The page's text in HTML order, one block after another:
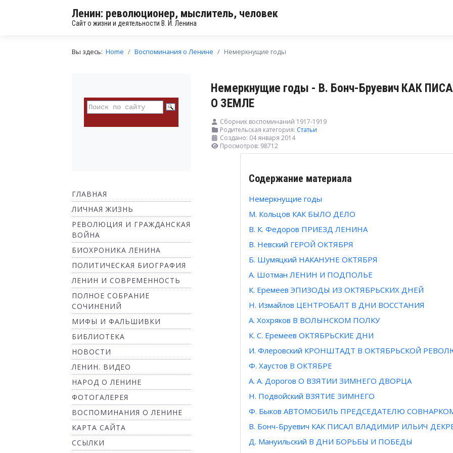
Ленин: революционер, мыслитель, человек
Сайт о жизни и деятельности В. И. Ленина
Вы здесь: Home Воспоминания о Ленине Немеркнущие годы
ГЛАВНАЯ
ЛИЧНАЯ ЖИЗНЬ
РЕВОЛЮЦИЯ И ГРАЖДАНСКАЯ
ВОЙНА
БИОХРОНИКА ЛЕНИНА
ПОЛИТИЧЕСКАЯ БИОГРАФИЯ
ЛЕНИН И СОВРЕМЕННОСТЬ
ПОЛНОЕ СОБРАНИЕ
СОЧИНЕНИЙ
МИФЫ И ФАЛЬШИВКИ
БИБЛИОТЕКА
НОВОСТИ
ЛЕНИН. ВИДЕО
НАРОД О ЛЕНИНЕ
ФОТОГАЛЕРЕЯ
ВОСПОМИНАНИЯ О ЛЕНИНЕ
КАРТА САЙТА
ССЫЛКИ
Немеркнущие годы - В. Бонч-Бруевич КАК
О ЗЕМЛЕ
Сборник воспоминаний 1917-1919
Родительская категория: Статьи
Создано: 04 января 2014
Просмотров: 98712
Содержание материала
Немеркнущие годы
М. Кольцов КАК БЫЛО ДЕЛО
В. К. Федоров ПРИЕЗД ЛЕНИНА
В. Невский ГЕРОЙ ОКТЯБРЯ
Б. Шумяцкий НАКАНУНЕ ОКТЯБРЯ
А. Шотман ЛЕНИН И ПОДПОЛЬЕ
К. Еремеев ЭПИЗОДЫ ИЗ ОКТЯБРЬСКИХ ДНЕЙ
Н. Измайлов ЦЕНТРОБАЛТ В ДНИ ВОССТАНИЯ
А. Хохряков В ВОЛЫНСКОМ ПОЛКУ
К. С. Еремеев ОКТЯБРЬСКИЕ ДНИ
И. Флеровский КРОНШТАДТ В ОКТЯБРЬСКОЙ
Ф. Хаустов В ОКТЯБРЕ
А. А. Дорогов О ВЗЯТИИ ЗИМНЕГО ДВОРЦА
Н. Подвойский ВЗЯТИЕ ЗИМНЕГО
Ф. Быков АВТОМОБИЛЬ ПРЕДСЕДАТЕЛЮ
В. Бонч-Бруевич КАК ПИСАЛ ВЛАДИМИР ИЛЬИЧ
Д. Мануильский В ДНИ БОРЬБЫ И ПОБЕДЫ